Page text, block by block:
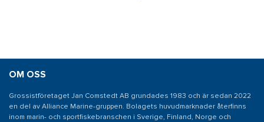
OM OSS
Grossistföretaget Jan Comstedt AB grundades 1983 och är sedan 2022
en del av Alliance Marine-gruppen. Bolagets huvudmarknader återfinns
inom marin- och sportfiskebranschen i Sverige, Finland, Norge och